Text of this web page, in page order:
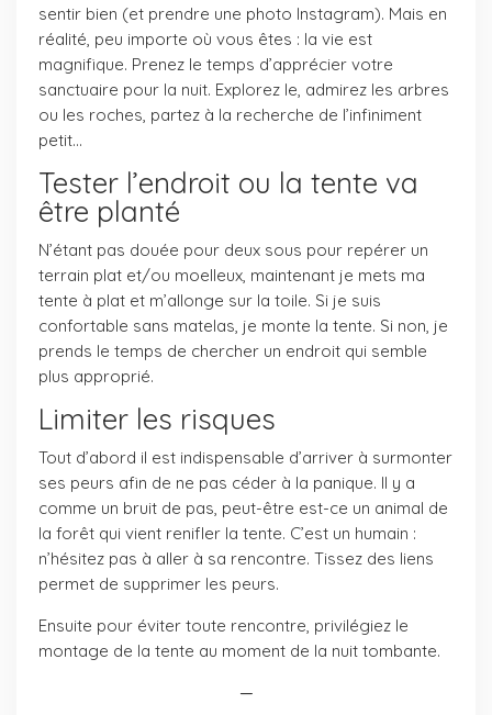
sentir bien (et prendre une photo Instagram). Mais en
réalité, peu importe où vous êtes : la vie est
magnifique. Prenez le temps d’apprécier votre
sanctuaire pour la nuit. Explorez le, admirez les arbres
ou les roches, partez à la recherche de l’infiniment
petit…
Tester l’endroit ou la tente va
être planté
N’étant pas douée pour deux sous pour repérer un
terrain plat et/ou moelleux, maintenant je mets ma
tente à plat et m’allonge sur la toile. Si je suis
confortable sans matelas, je monte la tente. Si non, je
prends le temps de chercher un endroit qui semble
plus approprié.
Limiter les risques
Tout d’abord il est indispensable d’arriver à surmonter
ses peurs afin de ne pas céder à la panique. Il y a
comme un bruit de pas, peut-être est-ce un animal de
la forêt qui vient renifler la tente. C’est un humain :
n’hésitez pas à aller à sa rencontre. Tissez des liens
permet de supprimer les peurs.
Ensuite pour éviter toute rencontre, privilégiez le
montage de la tente au moment de la nuit tombante.
—